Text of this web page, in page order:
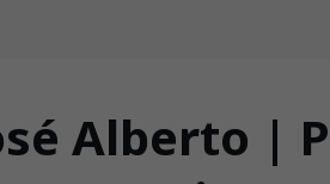
Alberto |